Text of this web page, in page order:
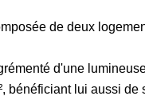
de deux
d'une
bénéficiant lui aussi de